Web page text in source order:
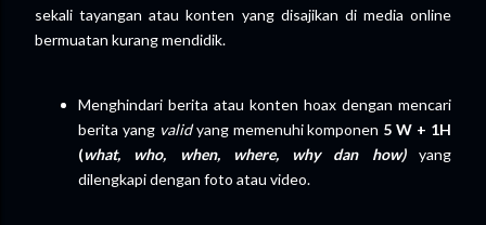
sekali tayangan atau konten yang disajikan di media online
bermuatan kurang mendidik.
Menghindari berita atau konten hoax dengan mencari
berita yang validyang memenuhi komponen 5 W + 1H
(what, who, when, where, why dan how) yang
dilengkapi dengan foto atau video.